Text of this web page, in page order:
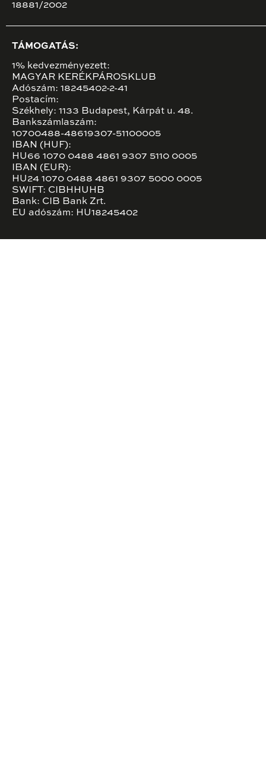
18881/2002
TÁMOGATÁS:
1% kedvezményezett:
MAGYAR KERÉKPÁROSKLUB
Adószám: 18245402-2-41
Postacím:
Székhely: 1133 Budapest, Kárpát u. 48.
Bankszámlaszám:
10700488-48619307-51100005
IBAN (HUF):
HU66 1070 0488 4861 9307 5110 0005
IBAN (EUR):
HU24 1070 0488 4861 9307 5000 0005
SWIFT: CIBHHUHB
Bank: CIB Bank Zrt.
EU adószám: HU18245402